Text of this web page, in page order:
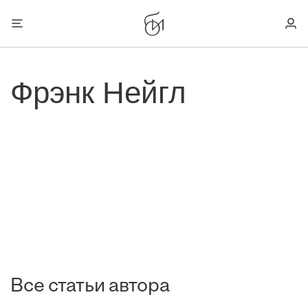
Фрэнк Нейгл
Все статьи автора